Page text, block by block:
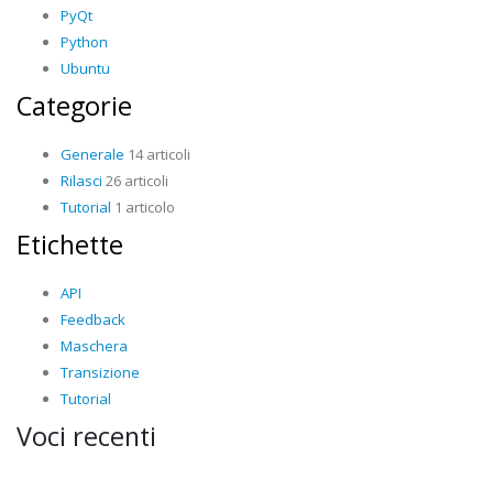
PyQt
Python
Ubuntu
Categorie
Generale 14 articoli
Rilasci 26 articoli
Tutorial 1 articolo
Etichette
API
Feedback
Maschera
Transizione
Tutorial
Voci recenti